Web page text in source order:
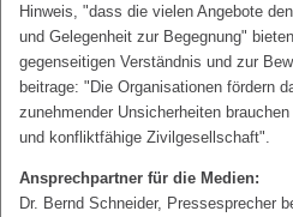
Hinweis, "dass die vielen Angebote
und Gelegenheit zur Begegnung"
gegenseitigen Verständnis und zur
beitrage: "Die Organisationen fördern
zunehmender Unsicherheiten
und konfliktfähige Zivilgesellschaft".
Ansprechpartner für die Medien:
Dr. Bernd Schneider, Pressesprecher